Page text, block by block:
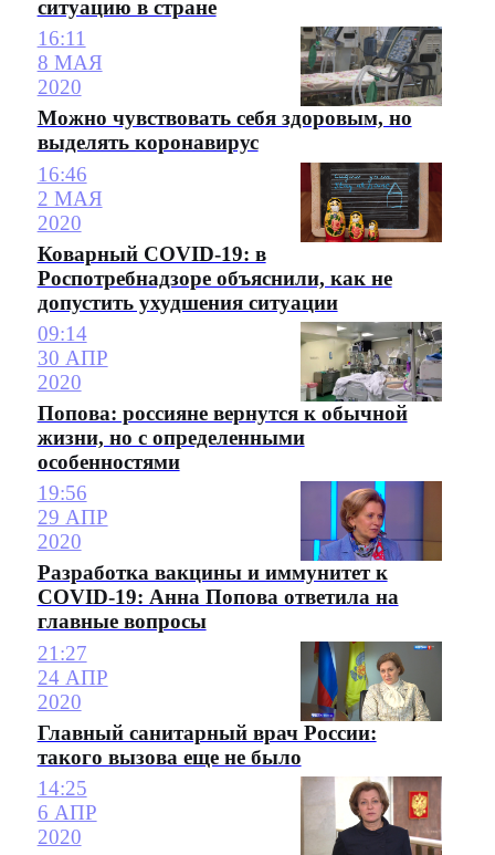
ситуацию в стране
16:11
8 МАЯ
2020
Можно чувствовать себя здоровым, но
выделять коронавирус
16:46
2 МАЯ
2020
Коварный COVID-19: в
Роспотребнадзоре объяснили, как не
допустить ухудшения ситуации
09:14
30 АПР
2020
Попова: россияне вернутся к обычной
жизни, но с определенными
особенностями
19:56
29 АПР
2020
Разработка вакцины и иммунитет к
COVID-19: Анна Попова ответила на
главные вопросы
21:27
24 АПР
2020
Главный санитарный врач России:
такого вызова еще не было
14:25
6 АПР
2020